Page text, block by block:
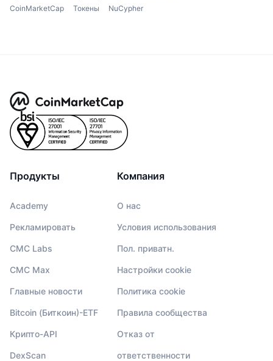
CoinMarketCap Токены NuCypher
Продукты
Academy
Рекламировать
CMC Labs
CMC Max
Главные новости
Bitcoin (Биткоин)-ETF
Крипто-API
DexScan
Компания
О нас
Условия использования
Пол. приватн.
Настройки cookie
Политика cookie
Правила сообщества
Отказ от
ответственности